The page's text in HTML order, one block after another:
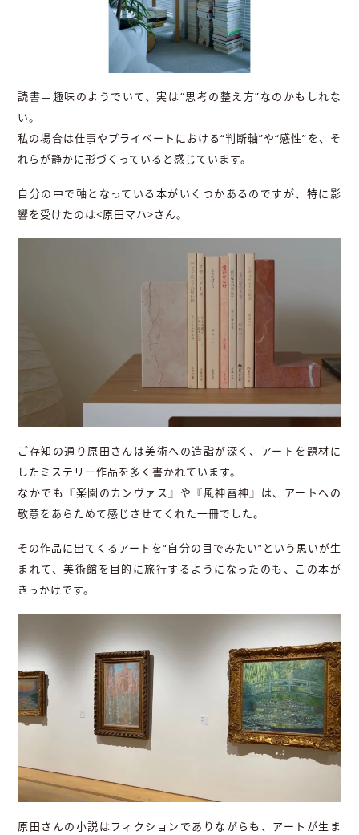
読書＝趣味のようでいて、実は“思考の整え方”なのかもしれな
い。
私の場合は仕事やプライベートにおける“判断軸”や“感性”を、そ
れらが静かに形づくっていると感じています。
自分の中で軸となっている本がいくつかあるのですが、特に影
響を受けたのは<原田マハ>さん。
ご存知の通り原田さんは美術への造詣が深く、アートを題材に
したミステリー作品を多く書かれています。
なかでも『楽園のカンヴァス』や『風神雷神』は、アートへの
敬意をあらためて感じさせてくれた一冊でした。
その作品に出てくるアートを“自分の目でみたい”という思いが生
まれて、美術館を目的に旅行するようになったのも、この本が
きっかけです。
原田さんの小説はフィクションでありながらも、アートが生ま